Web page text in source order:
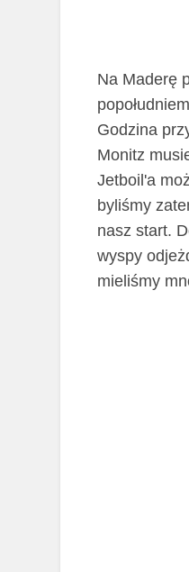
Na Maderę
Godzina
Monitz
Jetboil'a
byliśmy
nasz start.
wyspy
mieliśmy